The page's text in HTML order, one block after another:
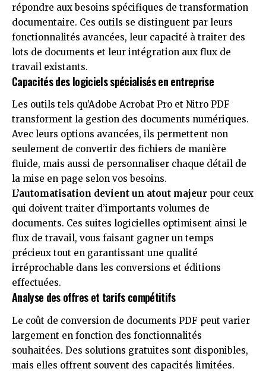
répondre aux besoins spécifiques de transformation
documentaire. Ces outils se distinguent par leurs
fonctionnalités avancées, leur capacité à traiter des
lots de documents et leur intégration aux flux de
travail existants.
Capacités des logiciels spécialisés en entreprise
Les outils tels qu’Adobe Acrobat Pro et Nitro PDF
transforment la gestion des documents numériques.
Avec leurs options avancées, ils permettent non
seulement de convertir des fichiers de manière
fluide, mais aussi de personnaliser chaque détail de
la mise en page selon vos besoins.
L’automatisation devient un atout majeur pour ceux
qui doivent traiter d’importants volumes de
documents. Ces suites logicielles optimisent ainsi le
flux de travail, vous faisant gagner un temps
précieux tout en garantissant une qualité
irréprochable dans les conversions et éditions
effectuées.
Analyse des offres et tarifs compétitifs
Le coût de conversion de documents PDF peut varier
largement en fonction des fonctionnalités
souhaitées. Des solutions gratuites sont disponibles,
mais elles offrent souvent des capacités limitées.